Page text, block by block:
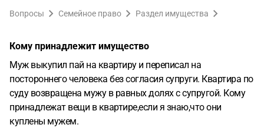
Вопросы Семейное право Раздел имущества
Кому принадлежит имущество
Муж выкупил пай на квартиру и переписал на
постороннего человека без согласия супруги. Квартира по
суду возвращена мужу в равных долях с супругой. Кому
принадлежат вещи в квартире,если я знаю,что они
куплены мужем.